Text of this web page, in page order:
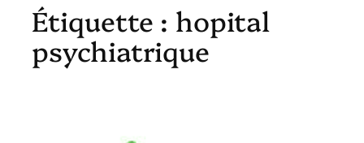
Étiquette : hopital
psychiatrique